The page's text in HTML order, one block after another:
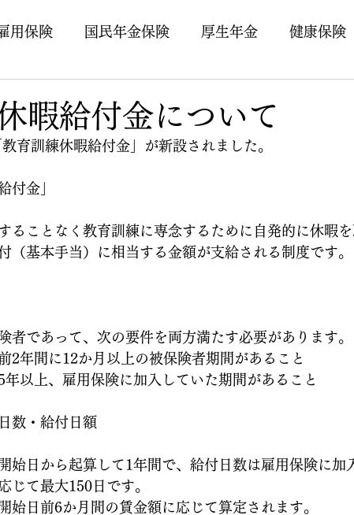
用保険 国民年金保険 厚生年金 健康保険
暇給付金について
育訓練休暇給付金」が新設されました。
金」
となく教育訓練に専念するために自発的に休暇を
本手当）に相当する金額が支給される制度です。
であって、次の要件を両方満たす必要があります。
間に12か月以上の被保険者期間があること
上、雇用保険に加入していた期間があること
数・給付日額
日から起算して1年間で、給付日数は雇用保険に加
て最大150日です。
日前6か月間の賃金額に応じて算定されます。